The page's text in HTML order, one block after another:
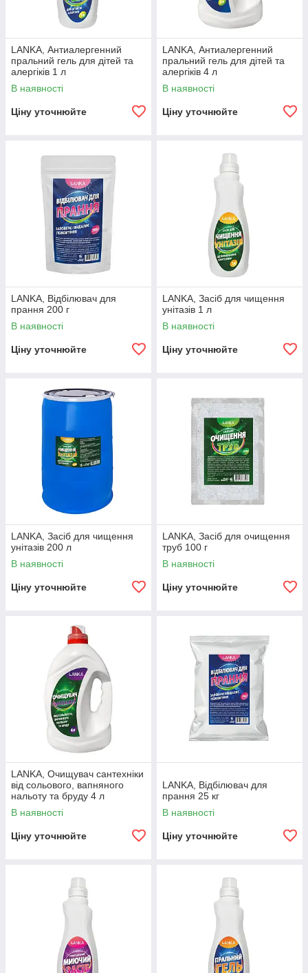
LANKA, Антиалергенний
пральний гель для дітей та
алергіків 1 л
В наявності
Ціну уточнюйте
LANKA, Антиалергенний
пральний гель для дітей та
алергіків 4 л
В наявності
Ціну уточнюйте
LANKA, Відбілювач для
прання 200 г
В наявності
Ціну уточнюйте
LANKA, Засіб для чищення
унітазів 1 л
В наявності
Ціну уточнюйте
LANKA, Засіб для чищення
унітазів 200 л
В наявності
Ціну уточнюйте
LANKA, Засіб для очищення
труб 100 г
В наявності
Ціну уточнюйте
LANKA, Очищувач сантехніки
від сольового, вапняного
нальоту та бруду 4 л
В наявності
Ціну уточнюйте
LANKA, Відбілювач для
прання 25 кг
В наявності
Ціну уточнюйте